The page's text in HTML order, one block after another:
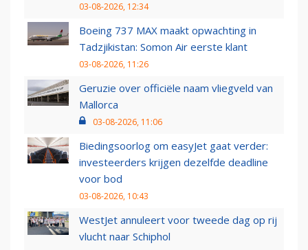
03-08-2026, 12:34
Boeing 737 MAX maakt opwachting in
Tadzjikistan: Somon Air eerste klant
03-08-2026, 11:26
Geruzie over officiële naam vliegveld van
Mallorca
03-08-2026, 11:06
Biedingsoorlog om easyJet gaat verder:
investeerders krijgen dezelfde deadline
voor bod
03-08-2026, 10:43
WestJet annuleert voor tweede dag op rij
vlucht naar Schiphol